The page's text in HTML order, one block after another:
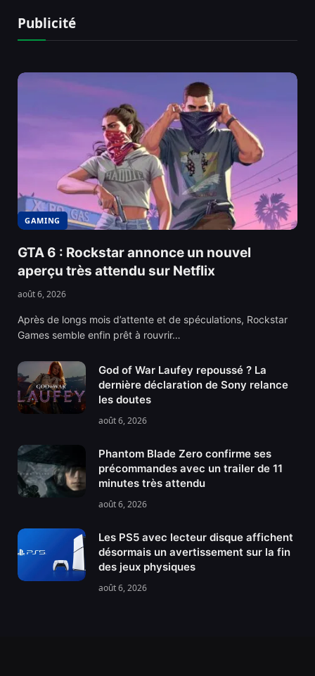
Publicité
GAMING
GTA 6 : Rockstar annonce un nouvel
aperçu très attendu sur Netflix
août 6, 2026
Après de longs mois d’attente et de spéculations, Rockstar
Games semble enfin prêt à rouvrir…
God of War Laufey repoussé ? La
dernière déclaration de Sony relance
les doutes
août 6, 2026
Phantom Blade Zero confirme ses
précommandes avec un trailer de 11
minutes très attendu
août 6, 2026
Les PS5 avec lecteur disque affichent
désormais un avertissement sur la fin
des jeux physiques
août 6, 2026